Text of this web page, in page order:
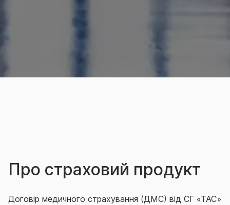
Про страховий продукт
Договір медичного страхування (ДМС) від СГ «ТАС»